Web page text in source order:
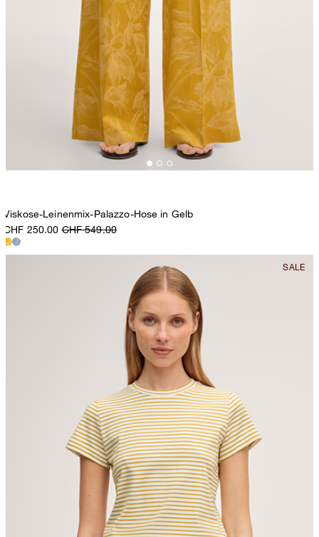
Viskose-Leinenmix-Palazzo-Hose in Gelb
CHF 250.00 CHF 549.00